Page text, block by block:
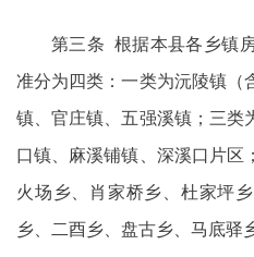
第三条 根据本县各乡镇
准分为四类：一类为沅陵镇（
镇、官庄镇、五强溪镇；三类
口镇、麻溪铺镇、深溪口片区
火场乡、肖家桥乡、杜家坪
乡、二酉乡、盘古乡、马底驿